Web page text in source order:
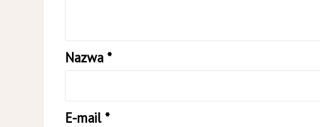
Nazwa *
E-mail *